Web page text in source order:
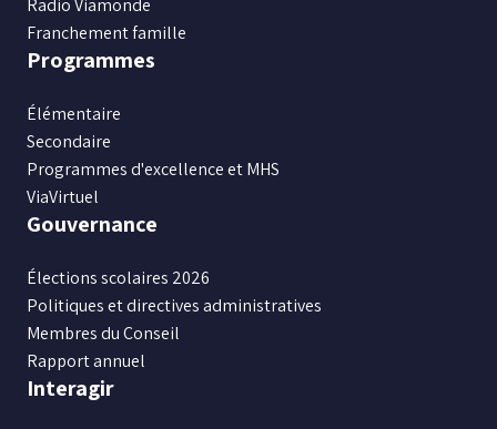
Radio Viamonde
Franchement famille
Programmes
Élémentaire
Secondaire
Programmes d'excellence et MHS
ViaVirtuel
Gouvernance
Élections scolaires 2026
Politiques et directives administratives
Membres du Conseil
Rapport annuel
Interagir